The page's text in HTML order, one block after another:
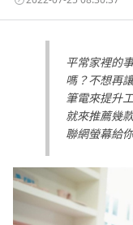
平常家裡的
嗎？不想再
筆電來提升
就來推薦幾
聯網螢幕給